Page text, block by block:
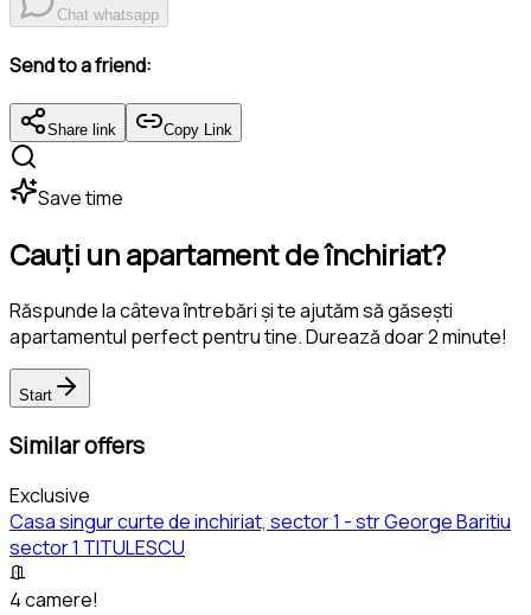
Chat whatsapp
Send to a friend:
Share link Copy Link
Save time
Cauți un apartament de închiriat?
Răspunde la câteva întrebări și te ajutăm să găsești
apartamentul perfect pentru tine. Durează doar 2 minute!
Start
Similar offers
Exclusive
Casa singur curte de inchiriat, sector 1 - str George Baritiu
sector 1 TITULESCU
4 camere!